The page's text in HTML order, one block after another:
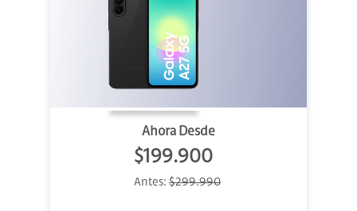
Ahora Desde
$199.900
Antes: $299.990